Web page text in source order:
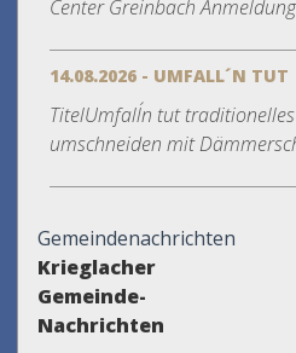
Center Greinbach
14.08.2026 - UMFALL´N TUT
TitelUmfall´n tut
umschneiden mit
Gemeindenachrichten
Krieglacher
Gemeinde-
Nachrichten